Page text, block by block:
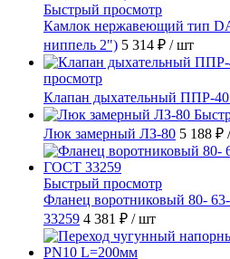
Быстрый просмотр
Камлок нержавеющий тип
ниппель 2") 5 314 ₽ / шт
просмотр
Клапан дыхательный ППР-
Люк замерный ЛЗ-80 5 188 ₽
Быстрый просмотр
Фланец воротниковый 80-
33259 4 381 ₽ / шт